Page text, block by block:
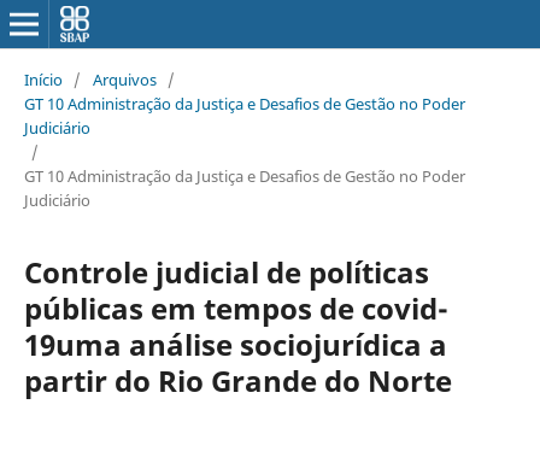
Início / Arquivos /
GT 10 Administração da Justiça e Desafios de Gestão no Poder
Judiciário
/
GT 10 Administração da Justiça e Desafios de Gestão no Poder
Judiciário
Controle judicial de políticas
públicas em tempos de covid-
19uma análise sociojurídica a
partir do Rio Grande do Norte